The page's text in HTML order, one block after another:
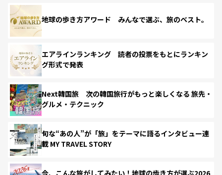
地球の歩き方アワード みんなで選ぶ、旅のベスト。
エアラインランキング 読者の投票をもとにランキン
グ形式で発表
Next韓国旅 次の韓国旅行がもっと楽しくなる 旅先・
グルメ・テクニック
旬な“あの人”が「旅」をテーマに語るインタビュー連
載 MY TRAVEL STORY
今、こんな旅がしてみたい！地球の歩き方が選ぶ2026